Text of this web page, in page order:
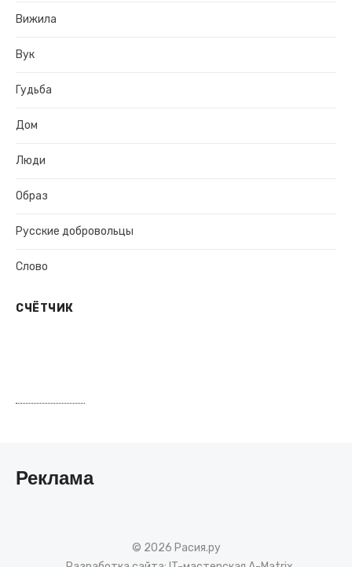
Вижила
Вук
Гудьба
Дом
Люди
Образ
Русские добровольцы
Слово
СЧЁТЧИК
Реклама
© 2026 Расия.ру